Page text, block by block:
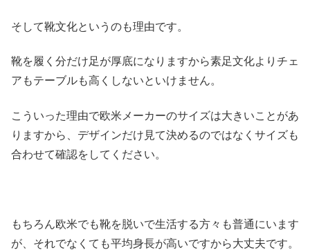
そして靴文化というのも理由です。
靴を履く分だけ足が厚底になりますから素足文化よりチェ
アもテーブルも高くしないといけません。
こういった理由で欧米メーカーのサイズは大きいことがあ
りますから、デザインだけ見て決めるのではなくサイズも
合わせて確認をしてください。
もちろん欧米でも靴を脱いで生活する方々も普通にいます
が、それでなくても平均身長が高いですから大丈夫です。